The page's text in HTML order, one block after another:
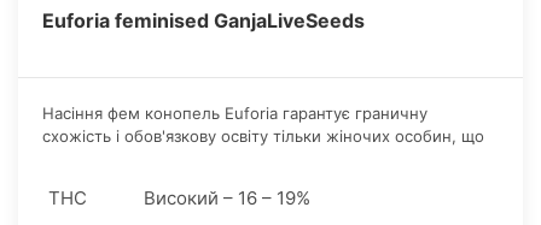
Euforia feminised GanjaLiveSeeds
Насіння фем конопель Euforia гарантує граничну
схожість і обов'язкову освіту тільки жіночих особин, що
THC Високий – 16 – 19%